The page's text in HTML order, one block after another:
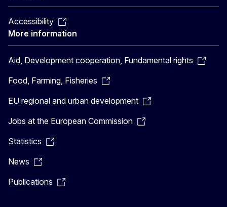
Accessibility
More information
Aid, Development cooperation, Fundamental rights
Food, Farming, Fisheries
EU regional and urban development
Jobs at the European Commission
Statistics
News
Publications